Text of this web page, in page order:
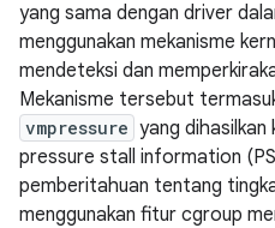
yang sama dengan driver
menggunakan mekanisme
mendeteksi dan
Mekanisme tersebut
vmpressure yang
pressure stall information
pemberitahuan tentang
menggunakan fitur cgroup